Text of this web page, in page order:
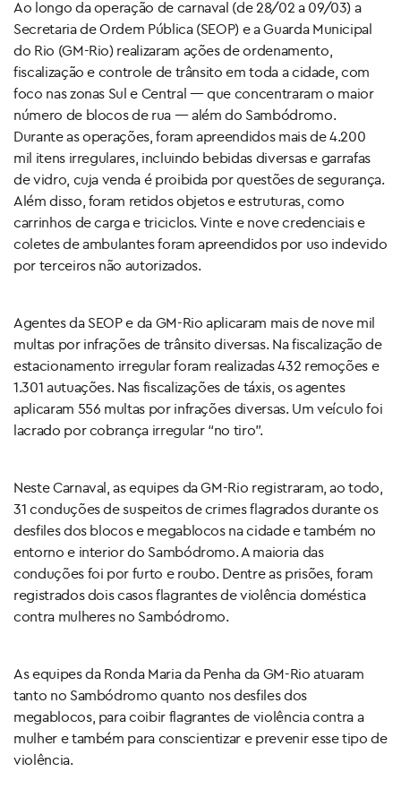
Ao longo da operação de carnaval (de 28/02 a 09/03) a
Secretaria de Ordem Pública (SEOP) e a Guarda Municipal
do Rio (GM-Rio) realizaram ações de ordenamento,
fiscalização e controle de trânsito em toda a cidade, com
foco nas zonas Sul e Central — que concentraram o maior
número de blocos de rua — além do Sambódromo.
Durante as operações, foram apreendidos mais de 4.200
mil itens irregulares, incluindo bebidas diversas e garrafas
de vidro, cuja venda é proibida por questões de segurança.
Além disso, foram retidos objetos e estruturas, como
carrinhos de carga e triciclos. Vinte e nove credenciais e
coletes de ambulantes foram apreendidos por uso indevido
por terceiros não autorizados.
Agentes da SEOP e da GM-Rio aplicaram mais de nove mil
multas por infrações de trânsito diversas. Na fiscalização de
estacionamento irregular foram realizadas 432 remoções e
1.301 autuações. Nas fiscalizações de táxis, os agentes
aplicaram 556 multas por infrações diversas. Um veículo foi
lacrado por cobrança irregular “no tiro”.
Neste Carnaval, as equipes da GM-Rio registraram, ao todo,
31 conduções de suspeitos de crimes flagrados durante os
desfiles dos blocos e megablocos na cidade e também no
entorno e interior do Sambódromo. A maioria das
conduções foi por furto e roubo. Dentre as prisões, foram
registrados dois casos flagrantes de violência doméstica
contra mulheres no Sambódromo.
As equipes da Ronda Maria da Penha da GM-Rio atuaram
tanto no Sambódromo quanto nos desfiles dos
megablocos, para coibir flagrantes de violência contra a
mulher e também para conscientizar e prevenir esse tipo de
violência.